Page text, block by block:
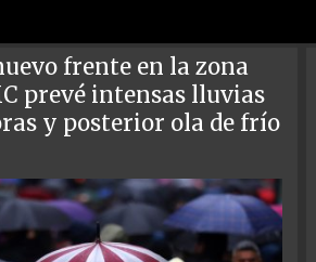
frente en la zona
prevé intensas lluvias
y posterior ola de frío